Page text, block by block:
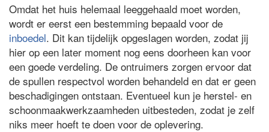
Omdat het huis helemaal leeggehaald moet worden,
wordt er eerst een bestemming bepaald voor de
inboedel. Dit kan tijdelijk opgeslagen worden, zodat jij
hier op een later moment nog eens doorheen kan voor
een goede verdeling. De ontruimers zorgen ervoor dat
de spullen respectvol worden behandeld en dat er geen
beschadigingen ontstaan. Eventueel kun je herstel- en
schoonmaakwerkzaamheden uitbesteden, zodat je zelf
niks meer hoeft te doen voor de oplevering.